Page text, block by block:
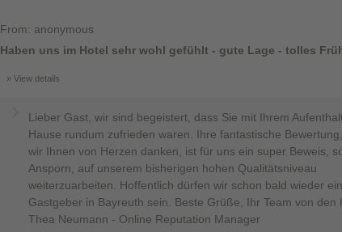
From: anonymous
Haben uns im Hotel sehr wohl gefühlt - gute Lage - tolles
View details
Lieber Gast, wir sind begeistert, dass Sie mit Ihrem
Hause rundum zufrieden waren. Ihre fantastische
wir Ihnen von Herzen danken, ist für uns ein super Beweis,
Ansporn, auf unserem bisherigen hohen Qualitätsniveau
weiterzuarbeiten. Hoffentlich dürfen wir schon bald wieder
Gastgeber in Bayreuth sein. Beste Grüße, Ihr Team von den
Thea Neumann - Online Reputation Manager